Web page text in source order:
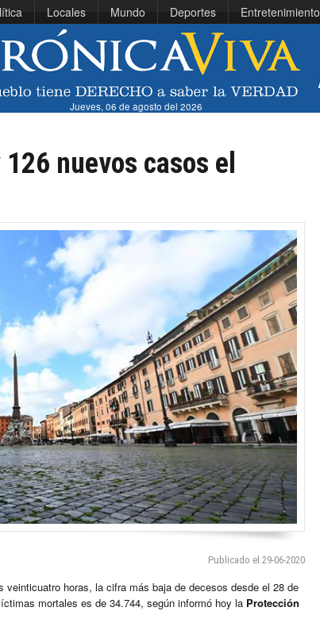
Locales Mundo Deportes Entretenimiento
Jueves, 06 de agosto del 2026
nuevos casos el
Publicado el 29-06-2020
horas, la cifra más baja de decesos desde el 28 de
mortales es de 34.744, según informó hoy la Protección